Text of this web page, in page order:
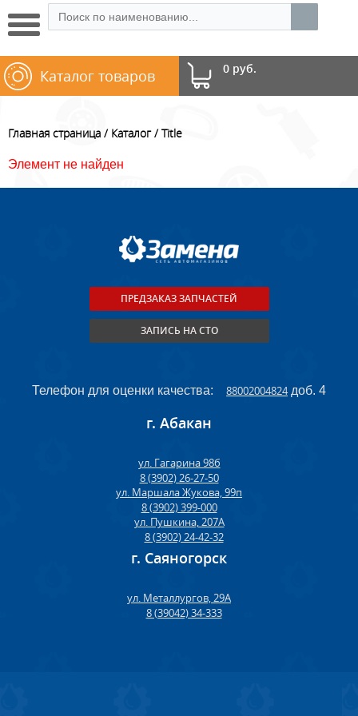
0 руб.
Каталог товаров
Главная страница Каталог Title
Элемент не найден
ПРЕДЗАКАЗ ЗАПЧАСТЕЙ
ЗАПИСЬ НА СТО
Телефон для оценки качества: 88002004824доб. 4
г. Абакан
ул. Гагарина 98б
8 (3902) 26-27-50
ул. Маршала Жукова, 99п
8 (3902) 399-000
ул. Пушкина, 207А
8 (3902) 24-42-32
г. Саяногорск
ул. Металлургов, 29А
8 (39042) 34-333